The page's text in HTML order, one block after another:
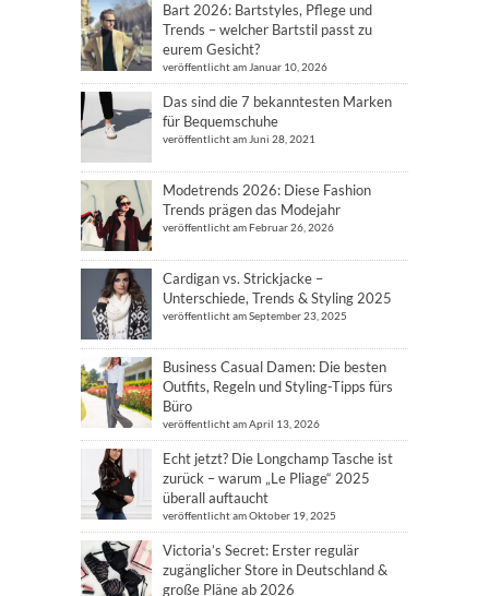
Bart 2026: Bartstyles, Pflege und
Trends – welcher Bartstil passt zu
eurem Gesicht?
veröffentlicht am Januar 10, 2026
Das sind die 7 bekanntesten Marken
für Bequemschuhe
veröffentlicht am Juni 28, 2021
Modetrends 2026: Diese Fashion
Trends prägen das Modejahr
veröffentlicht am Februar 26, 2026
Cardigan vs. Strickjacke –
Unterschiede, Trends & Styling 2025
veröffentlicht am September 23, 2025
Business Casual Damen: Die besten
Outfits, Regeln und Styling-Tipps fürs
Büro
veröffentlicht am April 13, 2026
Echt jetzt? Die Longchamp Tasche ist
zurück – warum „Le Pliage“ 2025
überall auftaucht
veröffentlicht am Oktober 19, 2025
Victoria’s Secret: Erster regulär
zugänglicher Store in Deutschland &
große Pläne ab 2026